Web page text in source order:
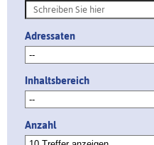
Adressaten
Inhaltsbereich
Anzahl